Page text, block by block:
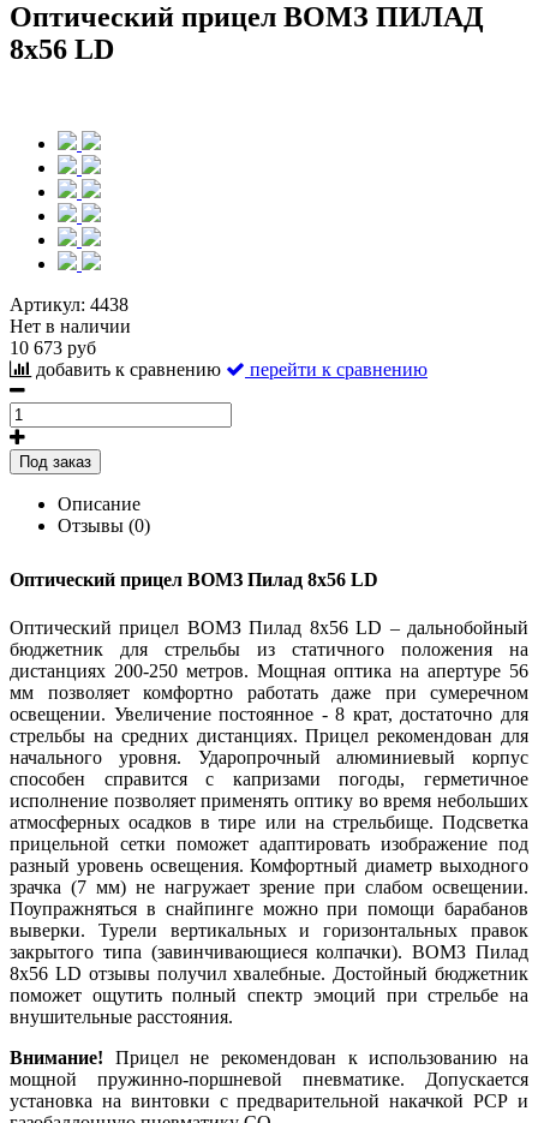
Оптический прицел ВОМЗ ПИЛАД
8x56 LD
Артикул: 4438
Нет в наличии
10 673 руб
добавить к сравнению
перейти к сравнению
Под заказ
Описание
Отзывы (0)
Оптический прицел ВОМЗ Пилад 8x56 LD
Оптический прицел ВОМЗ Пилад 8x56 LD – дальнобойный
бюджетник для стрельбы из статичного положения на
дистанциях 200-250 метров. Мощная оптика на апертуре 56
мм позволяет комфортно работать даже при сумеречном
освещении. Увеличение постоянное - 8 крат, достаточно для
стрельбы на средних дистанциях. Прицел рекомендован для
начального уровня. Ударопрочный алюминиевый корпус
способен справится с капризами погоды, герметичное
исполнение позволяет применять оптику во время небольших
атмосферных осадков в тире или на стрельбище. Подсветка
прицельной сетки поможет адаптировать изображение под
разный уровень освещения. Комфортный диаметр выходного
зрачка (7 мм) не нагружает зрение при слабом освещении.
Поупражняться в снайпинге можно при помощи барабанов
выверки. Турели вертикальных и горизонтальных правок
закрытого типа (завинчивающиеся колпачки). ВОМЗ Пилад
8x56 LD отзывы получил хвалебные. Достойный бюджетник
поможет ощутить полный спектр эмоций при стрельбе на
внушительные расстояния.
Внимание!
Прицел не рекомендован к использованию на
мощной пружинно-поршневой пневматике. Допускается
установка на винтовки с предварительной накачкой РСР и